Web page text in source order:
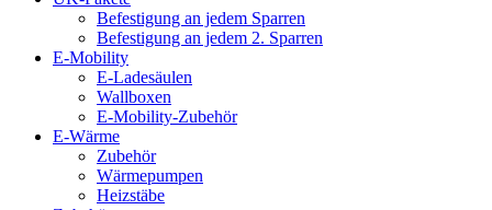
Befestigung an jedem Sparren
Befestigung an jedem 2. Sparren
E-Mobility
E-Ladesäulen
Wallboxen
E-Mobility-Zubehör
E-Wärme
Zubehör
Wärmepumpen
Heizstäbe